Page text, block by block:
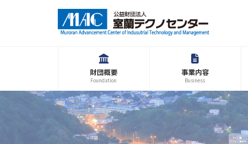
キ
に
財団概要
Foundation
事業内容
Business